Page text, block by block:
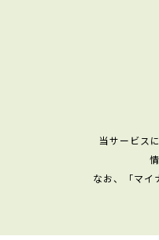
当サービス
なお、「マイ